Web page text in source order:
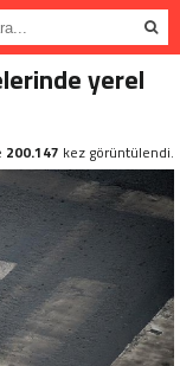
yerel
200.147 kez görüntülendi.